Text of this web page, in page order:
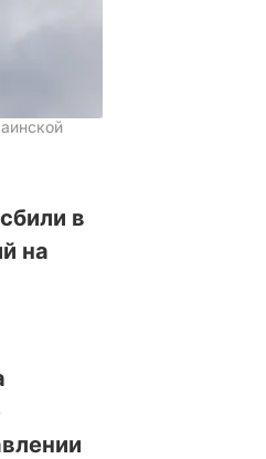
в
на